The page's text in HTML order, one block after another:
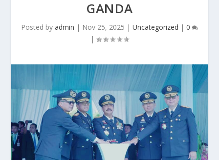
GANDA
Posted by admin | Nov 25, 2025 | Uncategorized | 0
|